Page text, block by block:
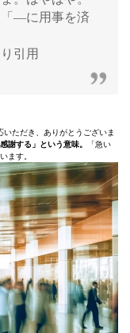
「—に用事を済
引用
ただき、ありがとうございま
謝する」という意味。
「急い
ます。